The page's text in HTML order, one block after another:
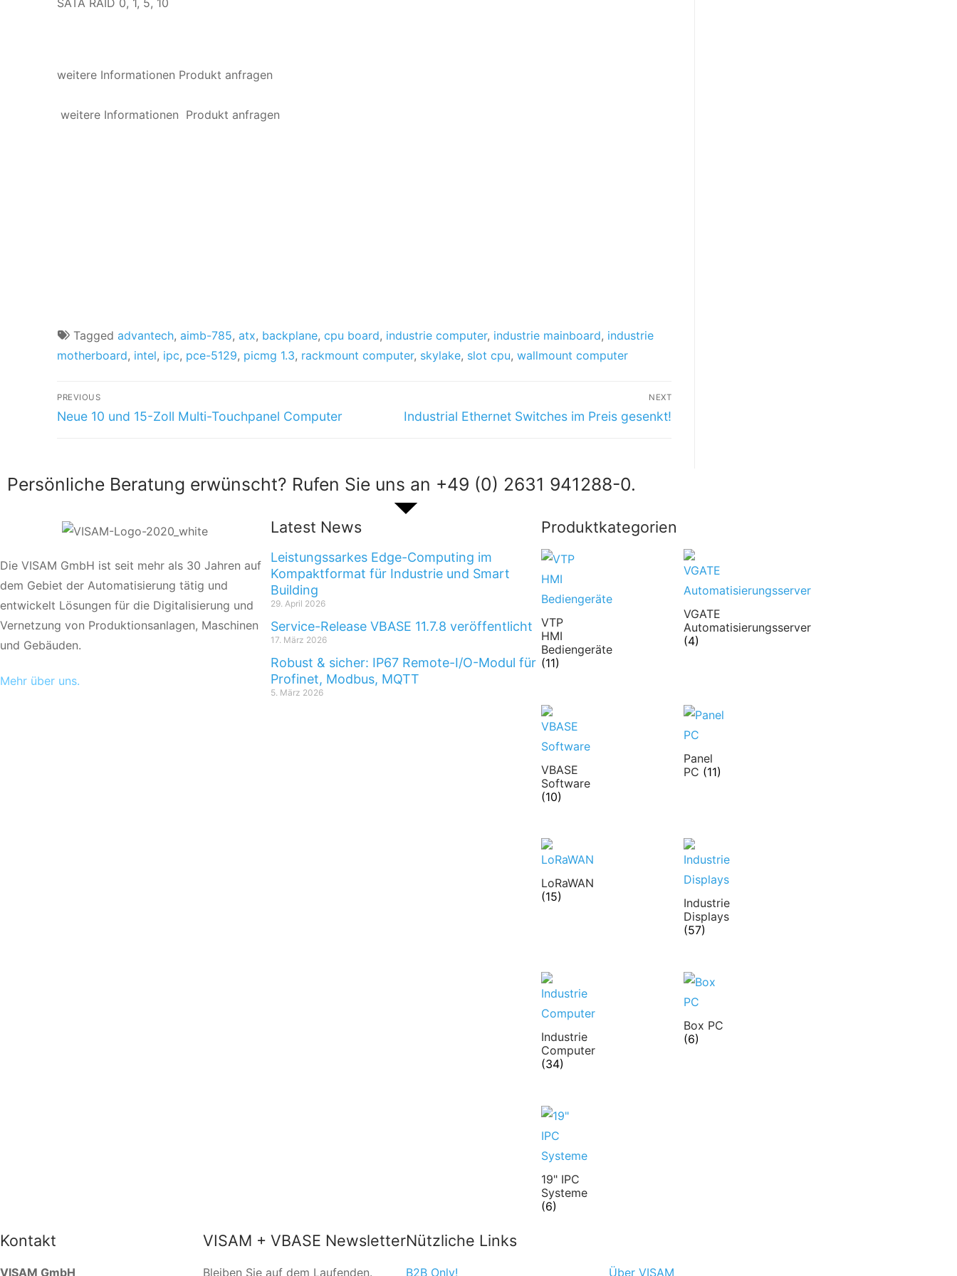
SATA RAID 0, 1, 5, 10
weitere Informationen Produkt anfragen
weitere Informationen Produkt anfragen
Tagged advantech, aimb-785, atx, backplane, cpu board, industrie computer, industrie mainboard, industrie
motherboard, intel, ipc, pce-5129, picmg 1.3, rackmount computer, skylake, slot cpu, wallmount computer
PREVIOUS
Neue 10 und 15-Zoll Multi-Touchpanel Computer
NEXT
Industrial Ethernet Switches im Preis gesenkt!
Persönliche Beratung erwünscht? Rufen Sie uns an +49 (0) 2631 941288-0.
Die VISAM GmbH ist seit mehr als 30 Jahren auf
dem Gebiet der Automatisierung tätig und
entwickelt Lösungen für die Digitalisierung und
Vernetzung von Produktionsanlagen, Maschinen
und Gebäuden.
Mehr über uns.
Latest News
Leistungssarkes Edge-Computing im
Kompaktformat für Industrie und Smart
Building
29. April 2026
Service-Release VBASE 11.7.8 veröffentlicht
17. März 2026
Robust & sicher: IP67 Remote-I/O-Modul für
Profinet, Modbus, MQTT
5. März 2026
Produktkategorien
VTP
HMI
Bediengeräte
(11)
VGATE
Automatisierungsserver
(4)
VBASE
Software
(10)
Panel
PC (11)
LoRaWAN
(15)
Industrie
Displays
(57)
Industrie
Computer
(34)
Box PC
(6)
19" IPC
Systeme
(6)
Kontakt
VISAM GmbH
VISAM + VBASE Newsletter
Bleiben Sie auf dem Laufenden.
Nützliche Links
B2B Only! Über VISAM